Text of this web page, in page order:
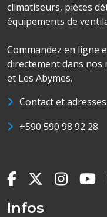
climatiseurs, pièces
équipements de
Commandez en ligne
directement dans nos
et Les Abymes.
Contact et adresses
+590 590 98 92 28
Infos